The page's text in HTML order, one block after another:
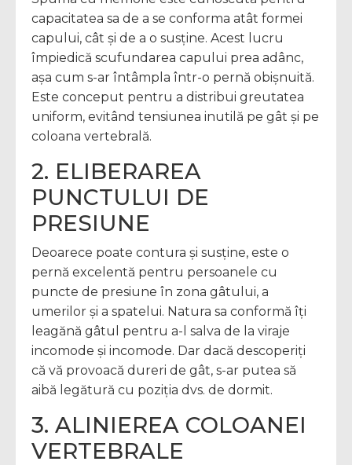
capacitatea sa de a se conforma atât formei
capului, cât și de a o susține. Acest lucru
împiedică scufundarea capului prea adânc,
așa cum s-ar întâmpla într-o pernă obișnuită.
Este conceput pentru a distribui greutatea
uniform, evitând tensiunea inutilă pe gât și pe
coloana vertebrală.
2. ELIBERAREA
PUNCTULUI DE
PRESIUNE
Deoarece poate contura și susține, este o
pernă excelentă pentru persoanele cu
puncte de presiune în zona gâtului, a
umerilor și a spatelui. Natura sa conformă îți
leagănă gâtul pentru a-l salva de la viraje
incomode și incomode. Dar dacă descoperiți
că vă provoacă dureri de gât, s-ar putea să
aibă legătură cu poziția dvs. de dormit.
3. ALINIEREA COLOANEI
VERTEBRALE